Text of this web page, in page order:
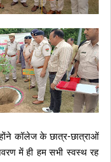
कॉलेज के छात्र-छात्राओं
में ही हम सभी स्वस्थ रह